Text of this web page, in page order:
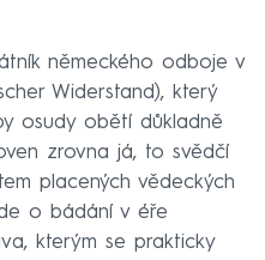
německého odboje v
Widerstand), který
osudy obětí důkladně
zrovna já, to svědčí
placených vědeckých
o bádání v éře
kterým se prakticky